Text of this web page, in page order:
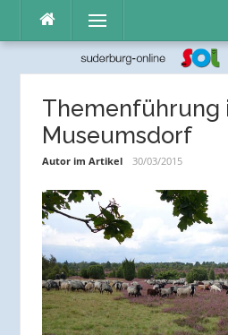
Inhalt
Menü
Themenführung
Museumsdorf
Autor im Artikel 30/03/2015